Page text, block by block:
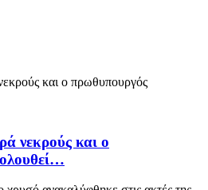
νεκρούς και ο